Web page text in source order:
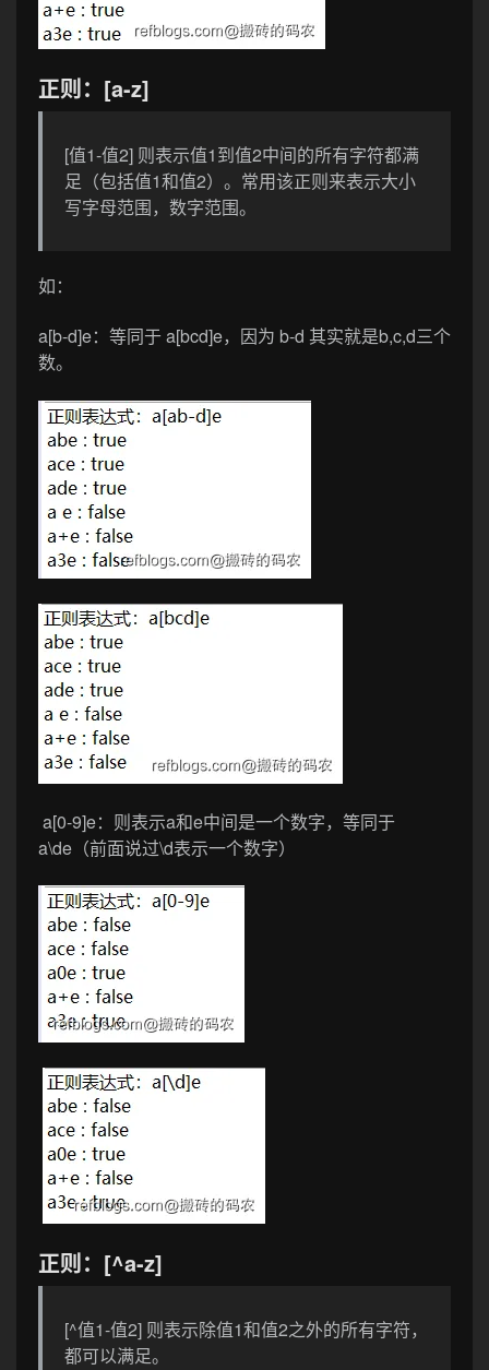
正则：[a-z]
[值1-值2] 则表示值1到值2中间的所有字符都满
足（包括值1和值2）。常用该正则来表示大小
写字母范围，数字范围。
如：
a[b-d]e： 等同于 a[bcd]e，因为 b-d 其实就是b,c,d三个
数。
a[0-9]e： 则表示a和e中间是一个数字，等同于
a\de （前面说过\d表示一个数字）
正则：[^a-z]
[^值1-值2] 则表示除值1和值2之外的所有字符，
都可以满足。